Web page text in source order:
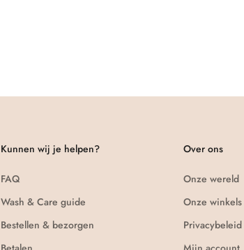
Kunnen wij je helpen?
FAQ
Wash & Care guide
Bestellen & bezorgen
Over ons
Onze wereld
Onze winkels
Privacybeleid